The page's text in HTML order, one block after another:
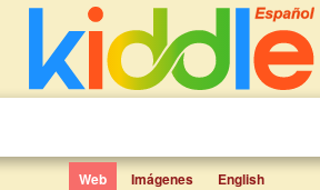
Web Imágenes English